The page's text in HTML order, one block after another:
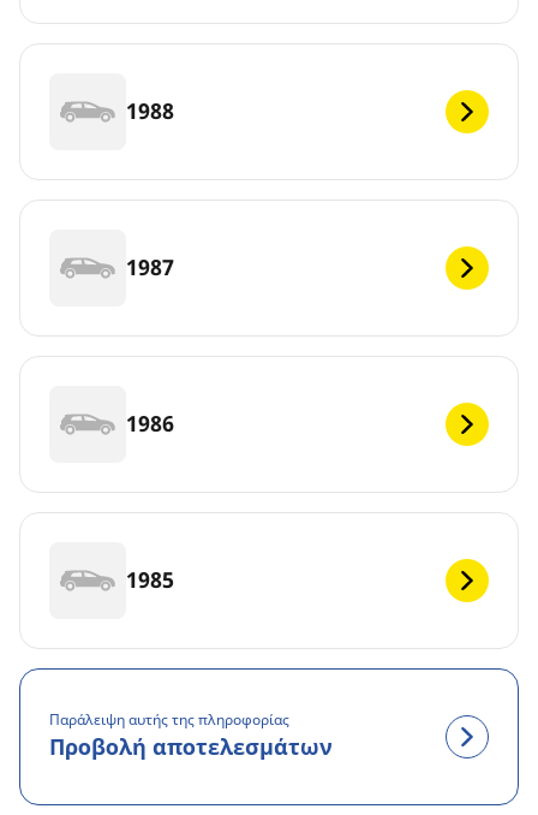
1988
1987
1986
1985
Παράλειψη αυτής της πληροφορίας
Προβολή αποτελεσμάτων